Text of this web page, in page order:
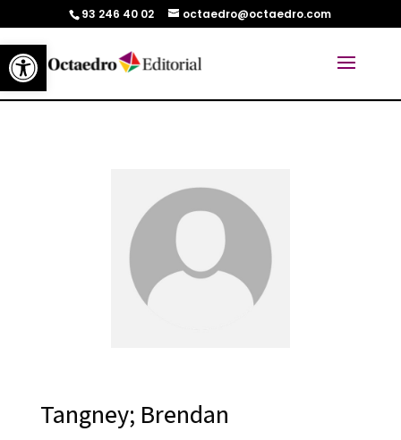
Abrir barra de herramientas
93 246 40 02 octaedro@octaedro.com
Tangney; Brendan